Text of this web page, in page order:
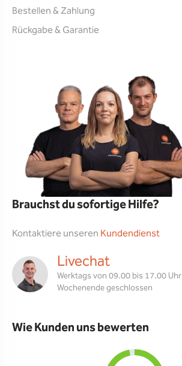
Bestellen & Zahlung
Rückgabe & Garantie
Brauchst du sofortige Hilfe?
Kontaktiere unseren Kundendienst
Livechat
Werktags von 09.00 bis 17.00 Uhr
Wochenende geschlossen
Wie Kunden uns bewerten